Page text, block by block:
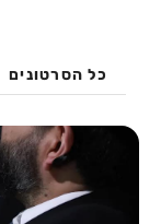
כל הסרטונים